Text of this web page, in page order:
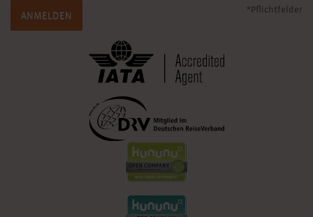
ANMELDEN
*Pflichtfelder